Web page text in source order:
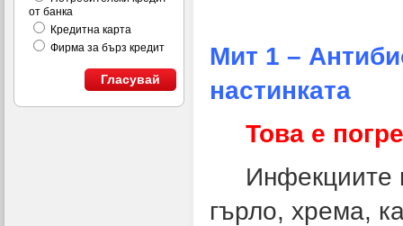
от банка
Кредитна карта
Фирма за бърз кредит
Гласувай
Мит 1 –
настинката
Това е
Инфекциите
гърло, хрема,